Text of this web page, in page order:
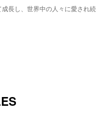
⻑し、世界中の⼈々に愛され続